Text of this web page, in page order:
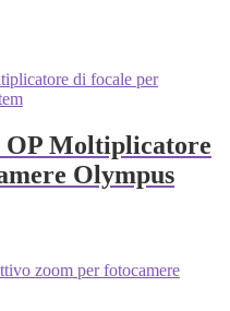
OP Moltiplicatore
Olympus